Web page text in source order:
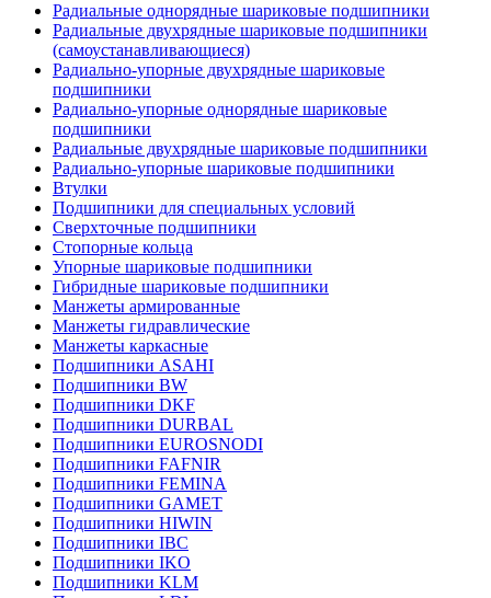
Радиальные однорядные шариковые подшипники
Радиальные двухрядные шариковые подшипники
(самоустанавливающиеся)
Радиально-упорные двухрядные шариковые
подшипники
Радиально-упорные однорядные шариковые
подшипники
Радиальные двухрядные шариковые подшипники
Радиально-упорные шариковые подшипники
Втулки
Подшипники для специальных условий
Сверхточные подшипники
Стопорные кольца
Упорные шариковые подшипники
Гибридные шариковые подшипники
Манжеты армированные
Манжеты гидравлические
Манжеты каркасные
Подшипники ASAHI
Подшипники BW
Подшипники DKF
Подшипники DURBAL
Подшипники EUROSNODI
Подшипники FAFNIR
Подшипники FEMINA
Подшипники GAMET
Подшипники HIWIN
Подшипники IBC
Подшипники IKO
Подшипники KLM